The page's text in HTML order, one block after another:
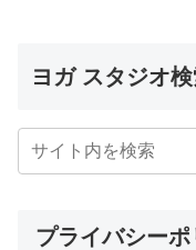
ヨガ スタジオ
プライバシーポ